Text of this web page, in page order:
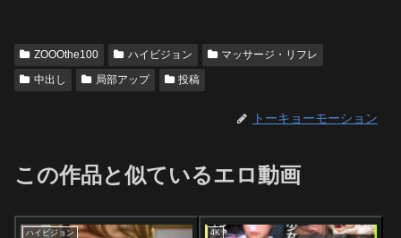
ZOOOthe100 ハイビジョン
マッサージ・リフレ
中出し
局部アップ 投稿
トーキョーモーション
この作品と似ているエロ動画
ハイビジョン 4K